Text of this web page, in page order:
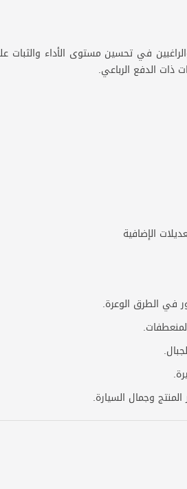
في تحسين مستوى الأداء
ذات الدفع الرباعي.
الإضافية
في الطرق الوعرة.
وجمال السيارة.